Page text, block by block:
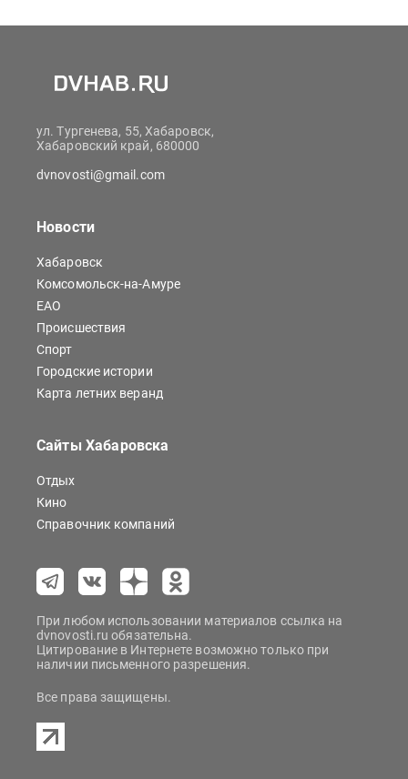
ул. Тургенева, 55, Хабаровск,
Хабаровский край, 680000
dvnovosti@gmail.com
Новости
Хабаровск
Комсомольск-на-Амуре
ЕАО
Происшествия
Спорт
Городские истории
Карта летних веранд
Сайты Хабаровска
Отдых
Кино
Справочник компаний
При любом использовании материалов ссылка на
dvnovosti.ru обязательна.
Цитирование в Интернете возможно только при
наличии письменного разрешения.
Все права защищены.